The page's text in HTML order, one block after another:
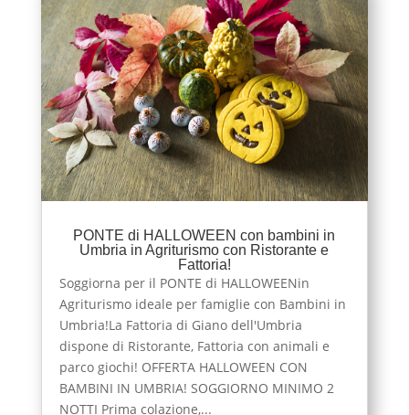
PONTE di HALLOWEEN con bambini in
Umbria in Agriturismo con Ristorante e
Fattoria!
Soggiorna per il PONTE di HALLOWEENin
Agriturismo ideale per famiglie con Bambini in
Umbria!La Fattoria di Giano dell'Umbria
dispone di Ristorante, Fattoria con animali e
parco giochi! OFFERTA HALLOWEEN CON
BAMBINI IN UMBRIA! SOGGIORNO MINIMO 2
NOTTI Prima colazione,...